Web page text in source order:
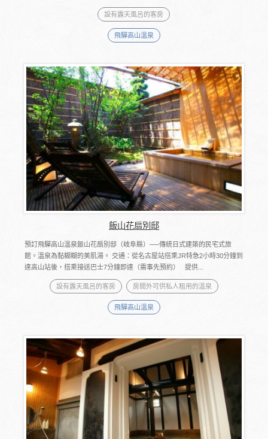
設有露天風呂的客房
飛驒高山溫泉
飯山花扇別邸
預訂飛驒高山溫泉飯山花扇別邸（岐阜縣）──傳統日式建築的民宅式旅
館。溫泉為黏糊糊的美肌湯。 交通：從名古屋站搭乘JR特急2小時30分鐘到
達高山站後，搭乘接送巴士7分鐘即達（需事先預約） 提供...
設有露天風呂的客房 房間外可供私人租用的溫泉
飛驒高山溫泉